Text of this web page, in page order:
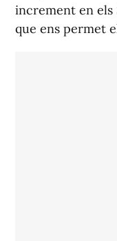
increment en els
que ens permet